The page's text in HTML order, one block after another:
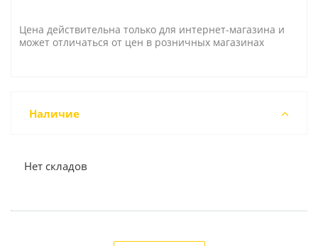
Цена действительна только для интернет-магазина и
может отличаться от цен в розничных магазинах
Наличие
Нет складов